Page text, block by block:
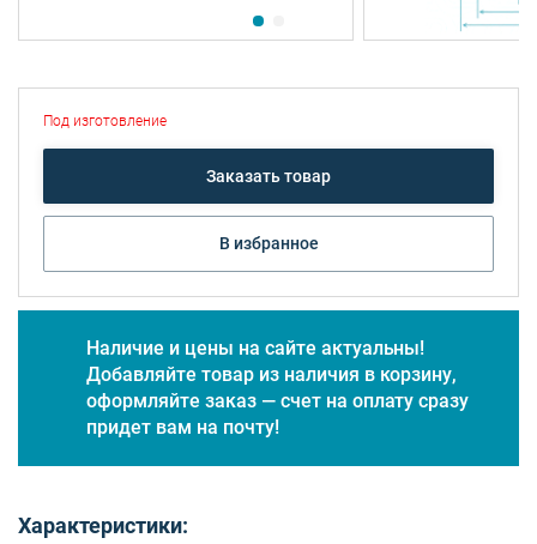
Под изготовление
Заказать товар
В избранное
Наличие и цены на сайте актуальны!
Добавляйте товар из наличия в корзину,
оформляйте заказ — счет на оплату сразу
придет вам на почту!
Характеристики: